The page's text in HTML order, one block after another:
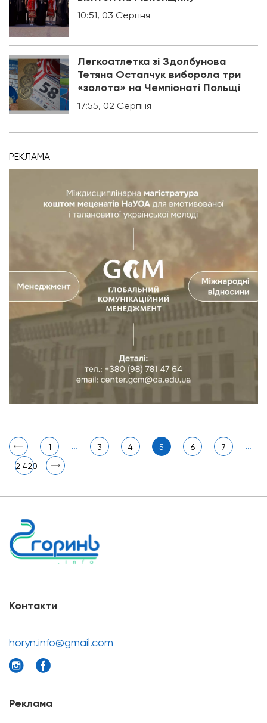
10:51, 03 Серпня
Легкоатлетка зі Здолбунова
Тетяна Остапчук виборола три
«золота» на Чемпіонаті Польщі
17:55, 02 Серпня
РЕКЛАМА
1 … 3 4 5 6 7 …
2 420
Контакти
horyn.info@gmail.com
Реклама